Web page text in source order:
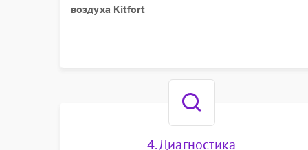
воздуха Kitfort
4. Диагностика